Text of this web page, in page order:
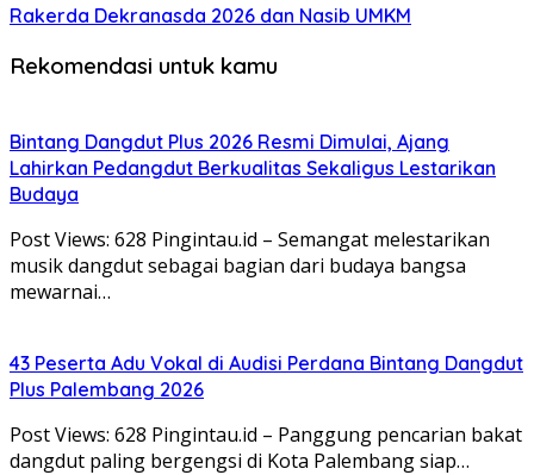
Rakerda Dekranasda 2026 dan Nasib UMKM
Rekomendasi untuk kamu
Bintang Dangdut Plus 2026 Resmi Dimulai, Ajang
Lahirkan Pedangdut Berkualitas Sekaligus Lestarikan
Budaya
Post Views: 628 Pingintau.id – Semangat melestarikan
musik dangdut sebagai bagian dari budaya bangsa
mewarnai…
43 Peserta Adu Vokal di Audisi Perdana Bintang Dangdut
Plus Palembang 2026
Post Views: 628 Pingintau.id – Panggung pencarian bakat
dangdut paling bergengsi di Kota Palembang siap…